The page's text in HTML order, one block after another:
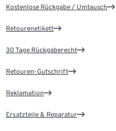
Kostenlose Rückgabe / Umtausch
Retourenetikett
30 Tage Rückgaberecht
Retouren-Gutschrift
Reklamation
Ersatzteile & Reparatur